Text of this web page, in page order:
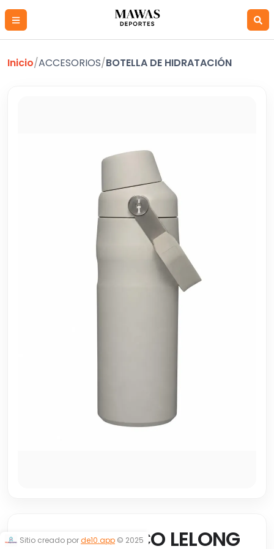
Inicio/ACCESORIOS/BOTELLA DE HIDRATACIÓN
VASO TERMICO LELONG
Sitio creado porde10.app © 2025